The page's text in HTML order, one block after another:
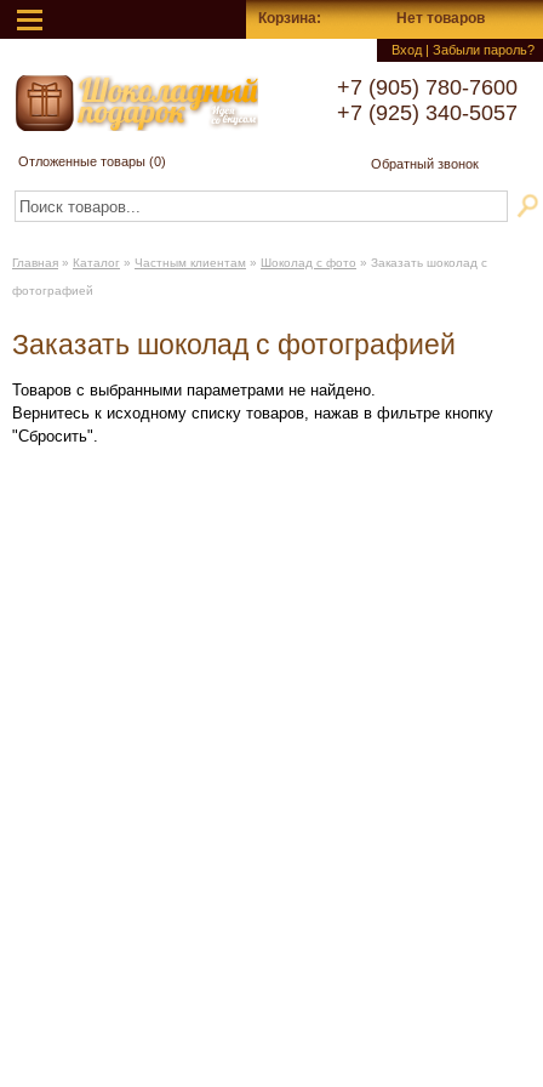
Вход | Забыли пароль?
Корзина: Нет товаров
+7 (905) 780-7600
+7 (925) 340-5057
Отложенные товары (0) Обратный звонок
Главная » Каталог » Частным клиентам » Шоколад с фото » Заказать шоколад с
фотографией
Заказать шоколад с фотографией
Товаров с выбранными параметрами не найдено.
Вернитесь к исходному списку товаров, нажав в фильтре кнопку
"Сбросить".